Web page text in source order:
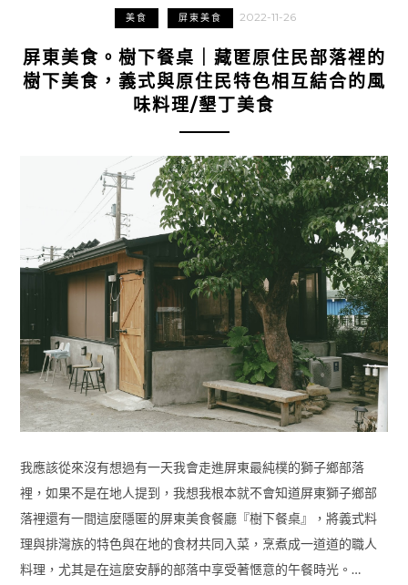
美食 屏東美食 2022-11-26
屏東美食。樹下餐桌｜藏匿原住民部落裡的
樹下美食，義式與原住民特色相互結合的風
味料理/墾丁美食
我應該從來沒有想過有一天我會走進屏東最純樸的獅子鄉部落
裡，如果不是在地人提到，我想我根本就不會知道屏東獅子鄉部
落裡還有一間這麼隱匿的屏東美食餐廳『樹下餐桌』，將義式料
理與排灣族的特色與在地的食材共同入菜，烹煮成一道道的職人
料理，尤其是在這麼安靜的部落中享受著愜意的午餐時光。…